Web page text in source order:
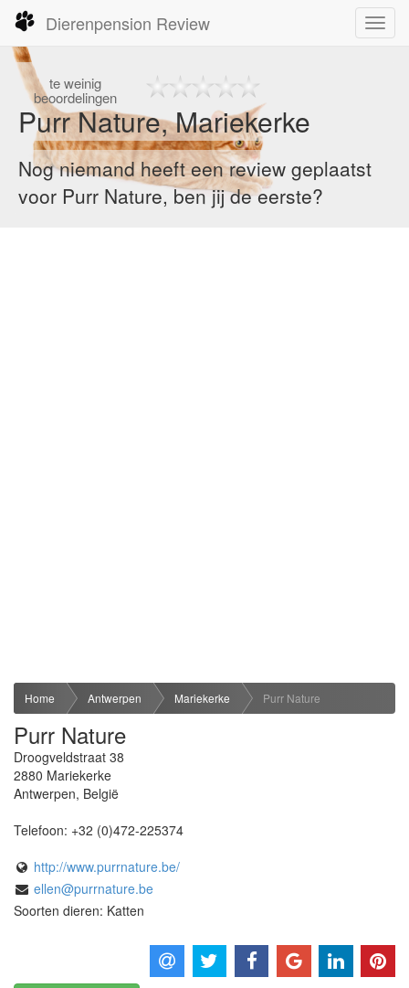
Dierenpension Review
teweinig
beoordelingen
Purr Nature, Mariekerke
Nog niemand heeft een review geplaatst
voor Purr Nature, ben jij de eerste?
Home Antwerpen Mariekerke Purr Nature
Purr Nature
Droogveldstraat 38
2880 Mariekerke
Antwerpen, België
Telefoon: +32 (0)472-225374
http://www.purrnature.be/
ellen@purrnature.be
Soorten dieren: Katten